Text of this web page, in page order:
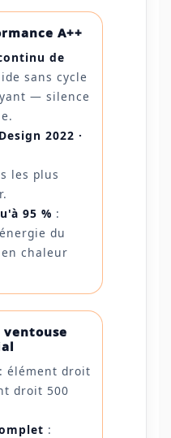
A++
de
sans cycle
— silence
2022 ·
les plus
95 % :
du
chaleur
: élément droit
droit 500
: